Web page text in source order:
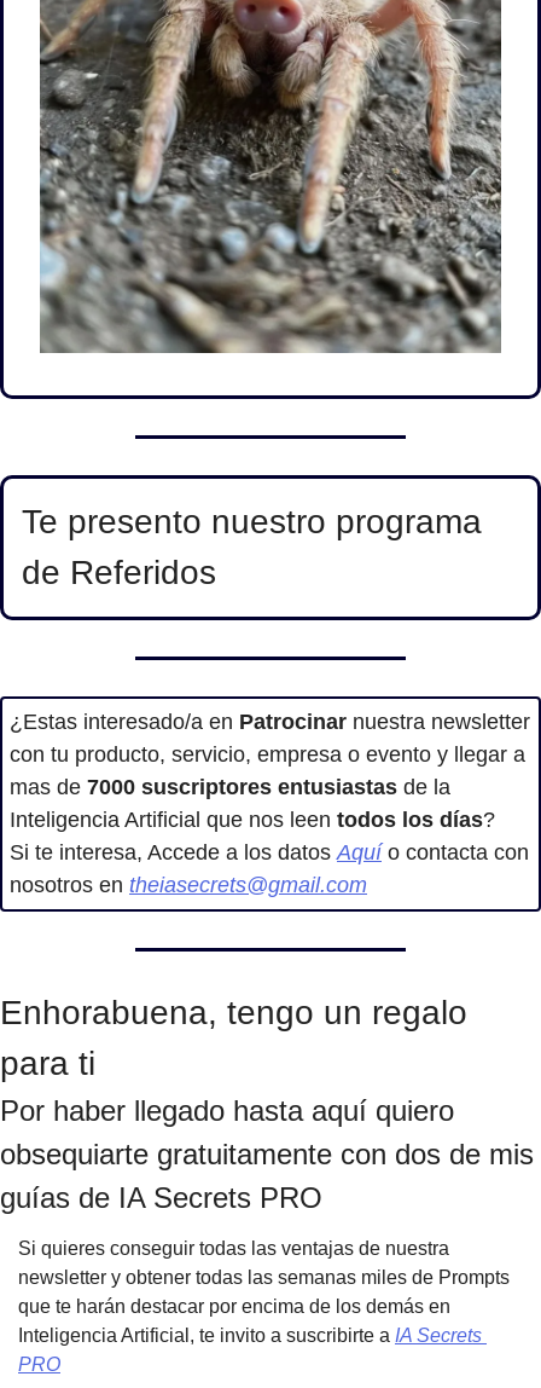
Te presento nuestro programa
de Referidos
¿Estas interesado/a en Patrocinar nuestra newsletter
con tu producto, servicio, empresa o evento y llegar a
mas de 7000 suscriptores entusiastas de la
Inteligencia Artificial que nos leen todos los días?
Si te interesa, Accede a los datos Aquí o contacta con
nosotros en theiasecrets@gmail.com
Enhorabuena, tengo un regalo
para ti
Por haber llegado hasta aquí quiero
obsequiarte gratuitamente con dos de mis
guías de IA Secrets PRO
Si quieres conseguir todas las ventajas de nuestra
newsletter y obtener todas las semanas miles de Prompts
que te harán destacar por encima de los demás en
Inteligencia Artificial, te invito a suscribirte a IA Secrets
PRO